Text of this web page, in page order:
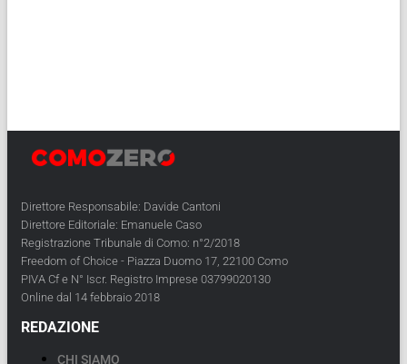
Direttore Responsabile: Davide Cantoni
Direttore Editoriale: Emanuele Caso
Registrazione Tribunale di Como: n°2/2018
Freedom of Choice - Piazza Duomo 17, 22100 Como
PIVA Cf e N° Iscr. Registro Imprese 03799020130
Online dal 14 febbraio 2018
REDAZIONE
CHI SIAMO